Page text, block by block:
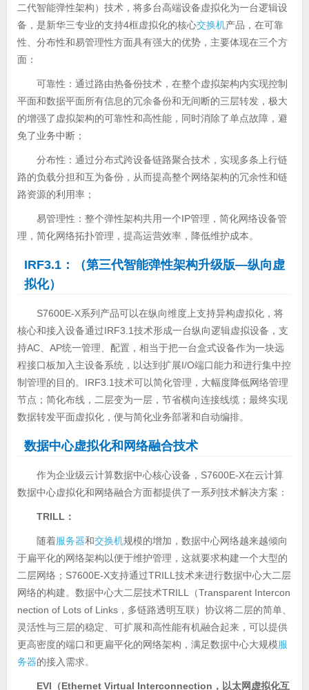
二代智能弹性架构）技术，将多台高端设备虚拟化为一台逻辑设
备，是新华三专业的支持4框虚拟化的核心交换机产品，在可靠
性、分布性和易管理性方面具有强大的优势，主要体现在三个方
面：
可靠性：通过路由热备份技术，在整个虚拟架构内实现控制
平面和数据平面所有信息的冗余备份和无间断的三层转发，极大
的增强了虚拟架构的可靠性和高性能，同时消除了单点故障，避
免了业务中断；
分布性：通过分布式跨设备链路聚合技术，实现多条上行链
路的负载分担和互为备份，从而提高整个网络架构的冗余性和链
路资源的利用率；
易管理性：整个弹性架构共用一个IP管理，简化网络设备管
理，简化网络拓扑管理，提高运营效率，降低维护成本。
IRF3.1：（第三代智能弹性架构升级版—纵向虚
拟化）
S7600E-X系列产品可以在纵向维度上支持异构虚拟化，将
核心和接入设备通过IRF3.1技术形成一台纵向逻辑虚拟设备，支
持AC、AP统一管理、配置，相当于把一台盒式设备作为一块远
程接口板加入主设备系统，以达到扩展I/O端口能力和进行集中控
制管理的目的。IRF3.1技术可以简化管理，大幅度降低网络管理
节点；简化布线，二层变为一层，节省横向连接线缆；最终实现
数据转发平面虚拟化，便与简化业务部署和自动编排。
数据中心虚拟化和网络融合技术
作为企业级云计算数据中心核心设备，S7600E-X在云计算
数据中心虚拟化和网络融合方面都提供了一系列技术解决方案：
TRILL：
随着服务器和交换机规模的增加，数据中心网络越来越倾向
于扁平化的网络架构以便于维护管理，这就要求构建一个大型的
二层网络；S7600E-X支持通过TRILL技术来进行数据中心大二层
网络的构建。数据中心大二层技术TRILL（Transparent Intercon
nection of Lots of Links，多链路透明互联）协议将二层的简单、
灵活性与三层的稳定、可扩展和高性能有机融合起来，可以提供
更高密度的端口和更扁平化的网络架构，满足数据中心大规模服
务器的接入需求。
EVI（Ethernet Virtual Interconnection，以太网虚拟化互